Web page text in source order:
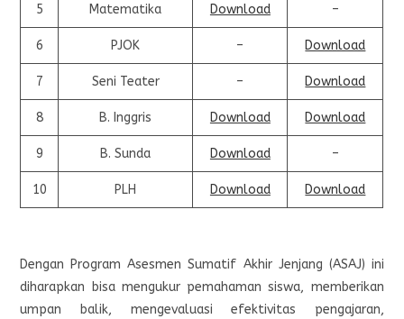
5 Matematika Download –
6 PJOK – Download
7 Seni Teater – Download
8 B. Inggris Download Download
9 B. Sunda Download –
10 PLH Download Download
Dengan Program Asesmen Sumatif Akhir Jenjang (ASAJ) ini
diharapkan bisa mengukur pemahaman siswa, memberikan
umpan balik, mengevaluasi efektivitas pengajaran,